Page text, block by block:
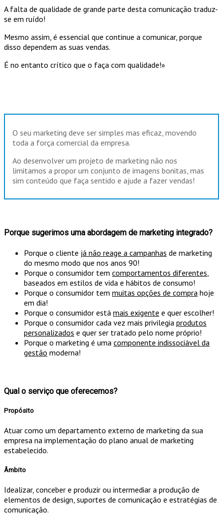
A falta de qualidade de grande parte desta comunicação traduz-
se em ruído!
Mesmo assim, é essencial que continue a comunicar, porque
disso dependem as suas vendas.
É no entanto crítico que o faça com qualidade!»
O seu marketing deve ser simples mas eficaz, movendo
toda a força comercial da empresa.
Ao desenvolver um projeto de marketing não nos
limitamos a propor um conjunto de imagens bonitas, mas
sim conteúdo que faça sentido e ajude a fazer vendas!
Porque sugerimos uma abordagem de marketing integrado?
Porque o cliente já não reage a campanhas de marketing
do mesmo modo que nos anos 90!
Porque o consumidor tem comportamentos diferentes,
baseados em estilos de vida e hábitos de consumo!
Porque o consumidor tem muitas opções de compra hoje
em dia!
Porque o consumidor está mais exigente e quer escolher!
Porque o consumidor cada vez mais privilegia produtos
personalizados e quer ser tratado pelo nome próprio!
Porque o marketing é uma componente indissociável da
gestão moderna!
Qual o serviço que oferecemos?
Propósito
Atuar como um departamento externo de marketing da sua
empresa na implementação do plano anual de marketing
estabelecido.
Âmbito
Idealizar, conceber e produzir ou intermediar a produção de
elementos de design, suportes de comunicação e estratégias de
comunicação.